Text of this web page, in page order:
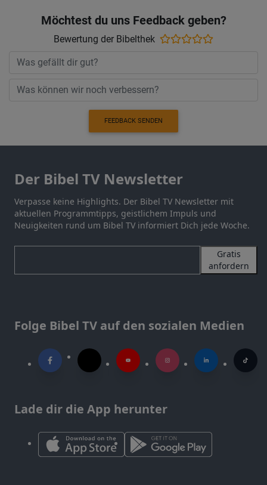
Möchtest du uns Feedback geben?
Bewertung der Bibelthek
FEEDBACK SENDEN
Der Bibel TV Newsletter
Verpasse keine Highlights. Der Bibel TV Newsletter mit
aktuellen Programmtipps, geistlichem Impuls und
Neuigkeiten rund um Bibel TV informiert Dich jede Woche.
Gratis
anfordern
Folge Bibel TV auf den sozialen Medien
Lade dir die App herunter